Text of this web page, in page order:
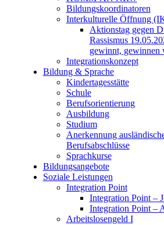
Bildungskoordinatoren
Interkulturelle Öffnung
Aktionstag gegen
Rassismus
gewinnt, gewinnen
Integrationskonzept
Bildung & Sprache
Kindertagesstätte
Schule
Berufsorientierung
Ausbildung
Studium
Anerkennung
Berufsabschlüsse
Sprachkurse
Bildungsangebote
Soziale Leistungen
Integration Point
Integration Point –
Integration Point –
Arbeitslosengeld I